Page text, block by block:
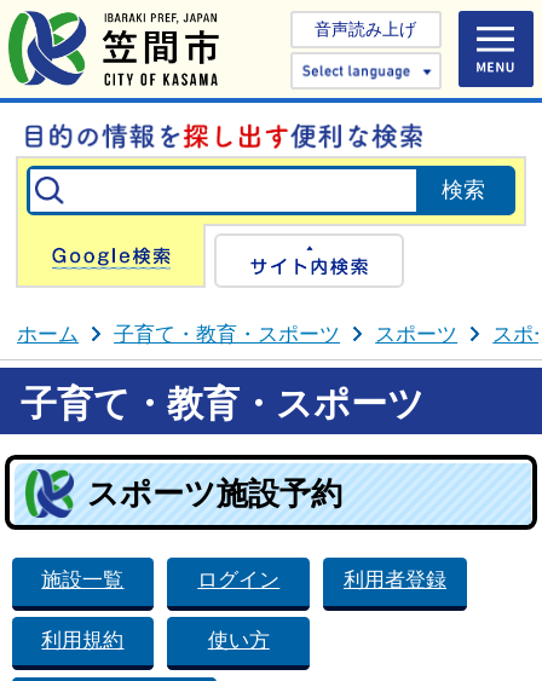
音声読み上げ
Select
Google検索
ホーム 子育て・教育・スポーツ スポーツ スポ
子育て・教育・スポーツ
スポーツ施設予約
施設一覧 ログイン 利用者登録
利用規約 使い方